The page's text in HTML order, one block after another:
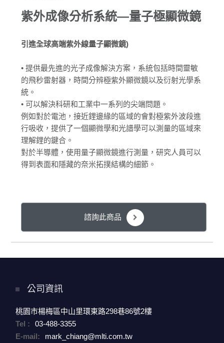
紫外成像分析系統—量子極顯微鏡
引進全球高端紫外線量子顯微鏡)
• 提供最先進的光子成像解決方案，系統包括時間靈敏
的飛秒雷射器，時間分辨極紫外顯微鏡以及衍射光學系
統。
• 可以解決科研和工業中一系列的尖端問題。
例如對於電池，接近鋰邊緣的區域的會對極紫外波段進
行吸收，提供了一個顯微學和光譜學可以測量的區域來
理解鋰的鍵合。
對於半導體，使用量子顯微鏡進行測量，研究人員可以
得到表面和隱藏的奈米拓撲結構的細節。
諮詢此商品
公司資訊
桃園市楊梅區中山里環東路298巷86號2樓
Tel :
03-488-3355
E-mail:
mark_chiang@mlti.com.tw